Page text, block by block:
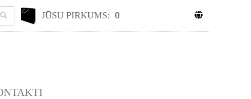
JŪSU PIRKUMS: 0